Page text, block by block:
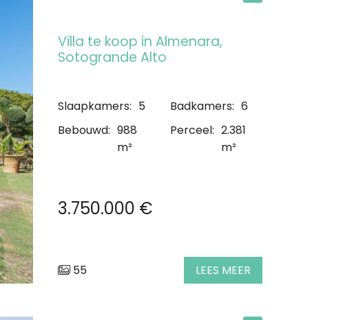
Villa te koop in Almenara,
Sotogrande Alto
Slaapkamers: 5 Badkamers: 6
Bebouwd: 988
m²
Perceel: 2.381
m²
3.750.000 €
55 LEES MEER